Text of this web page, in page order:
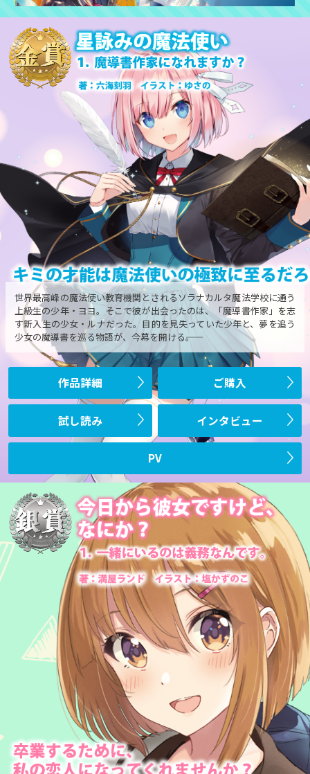
サイトをオープンしました。
世界最高峰の魔法使い教育機関とされるソラナカルタ魔法学校に通う
上級生の少年・ヨヨ。そこで彼が出会ったのは、「魔導書作家」を志
す新入生の少女・ルナだった。目的を見失っていた少年と、夢を追う
少女の魔導書を巡る物語が、今幕を開ける――。
作品詳細 ご購入
試し読み インタビュー
PV